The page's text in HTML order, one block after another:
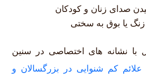
صدای زنان و کودکان
یا بوق به سختی
با نشانه های اختصاصی در سنین
علائم کم شنوایی در بزرگسالان و